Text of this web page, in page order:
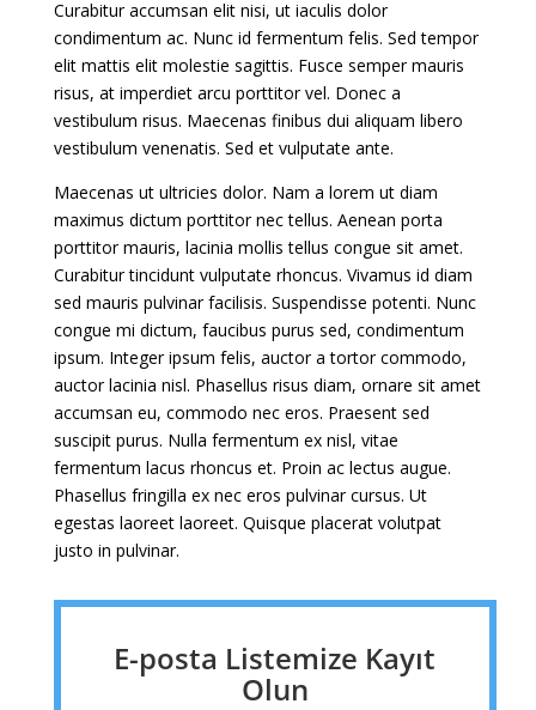
Curabitur accumsan elit nisi, ut iaculis dolor
condimentum ac. Nunc id fermentum felis. Sed tempor
elit mattis elit molestie sagittis. Fusce semper mauris
risus, at imperdiet arcu porttitor vel. Donec a
vestibulum risus. Maecenas finibus dui aliquam libero
vestibulum venenatis. Sed et vulputate ante.
Maecenas ut ultricies dolor. Nam a lorem ut diam
maximus dictum porttitor nec tellus. Aenean porta
porttitor mauris, lacinia mollis tellus congue sit amet.
Curabitur tincidunt vulputate rhoncus. Vivamus id diam
sed mauris pulvinar facilisis. Suspendisse potenti. Nunc
congue mi dictum, faucibus purus sed, condimentum
ipsum. Integer ipsum felis, auctor a tortor commodo,
auctor lacinia nisl. Phasellus risus diam, ornare sit amet
accumsan eu, commodo nec eros. Praesent sed
suscipit purus. Nulla fermentum ex nisl, vitae
fermentum lacus rhoncus et. Proin ac lectus augue.
Phasellus fringilla ex nec eros pulvinar cursus. Ut
egestas laoreet laoreet. Quisque placerat volutpat
justo in pulvinar.
E-posta Listemize Kayıt
Olun